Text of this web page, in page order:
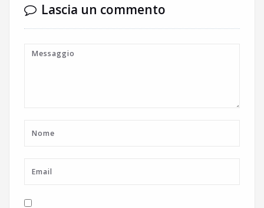
Lascia un commento